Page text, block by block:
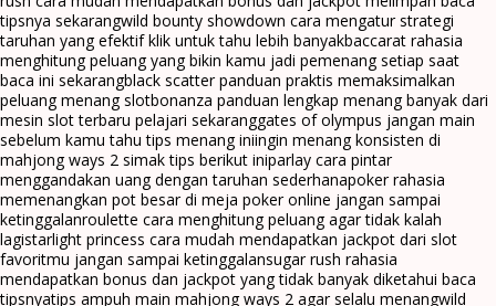
tipsnya sekarangwild bounty showdown cara mengatur strategi
taruhan yang efektif klik untuk tahu lebih banyakbaccarat rahasia
menghitung peluang yang bikin kamu jadi pemenang setiap saat
baca ini sekarangblack scatter panduan praktis memaksimalkan
peluang menang slotbonanza panduan lengkap menang banyak dari
mesin slot terbaru pelajari sekaranggates of olympus jangan main
sebelum kamu tahu tips menang iniingin menang konsisten di
mahjong ways 2 simak tips berikut iniparlay cara pintar
menggandakan uang dengan taruhan sederhanapoker rahasia
memenangkan pot besar di meja poker online jangan sampai
ketinggalanroulette cara menghitung peluang agar tidak kalah
lagistarlight princess cara mudah mendapatkan jackpot dari slot
favoritmu jangan sampai ketinggalansugar rush rahasia
mendapatkan bonus dan jackpot yang tidak banyak diketahui baca
tipsnyatips ampuh main mahjong ways 2 agar selalu menangwild